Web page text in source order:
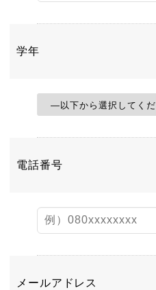
学年
電話番号
メールアドレス